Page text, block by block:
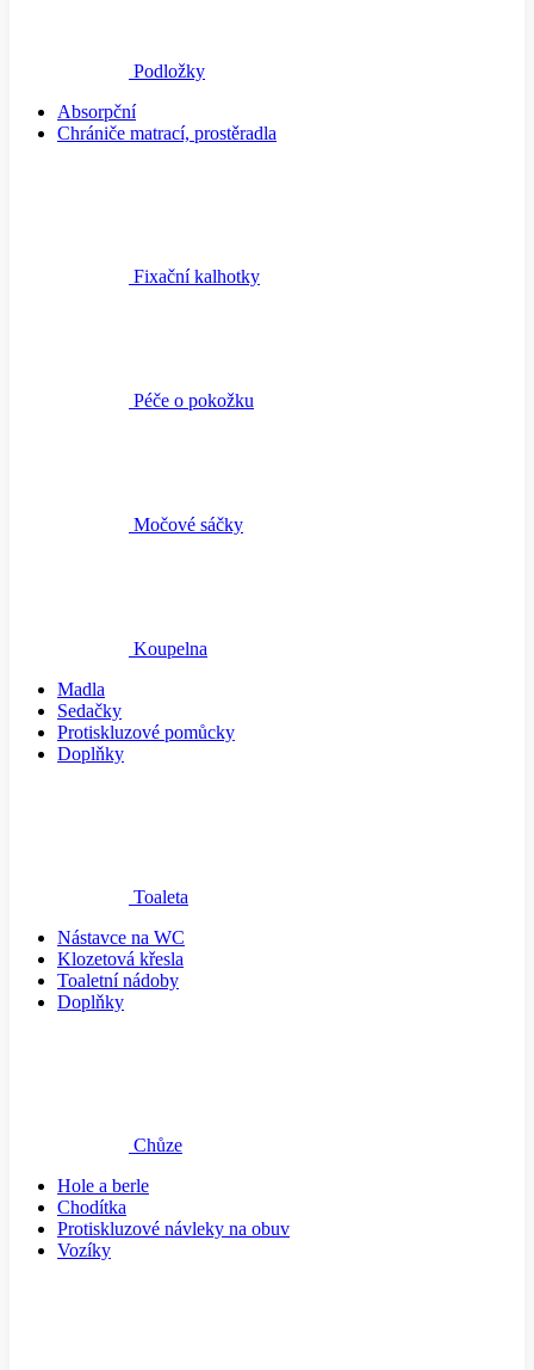
Podložky
Absorpční
Chrániče matrací, prostěradla
Fixační kalhotky
Péče o pokožku
Močové sáčky
Koupelna
Madla
Sedačky
Protiskluzové pomůcky
Doplňky
Toaleta
Nástavce na WC
Klozetová křesla
Toaletní nádoby
Doplňky
Chůze
Hole a berle
Chodítka
Protiskluzové návleky na obuv
Vozíky